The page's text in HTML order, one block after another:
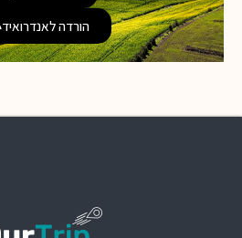
הורדה לאנדרואיד